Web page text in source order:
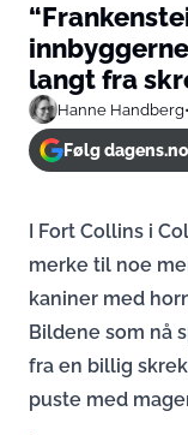
langt fra
Hanne Handberg•
Følg
I Fort Collins i
merke til noe
kaniner med
Bildene som nå
fra en billig
puste med